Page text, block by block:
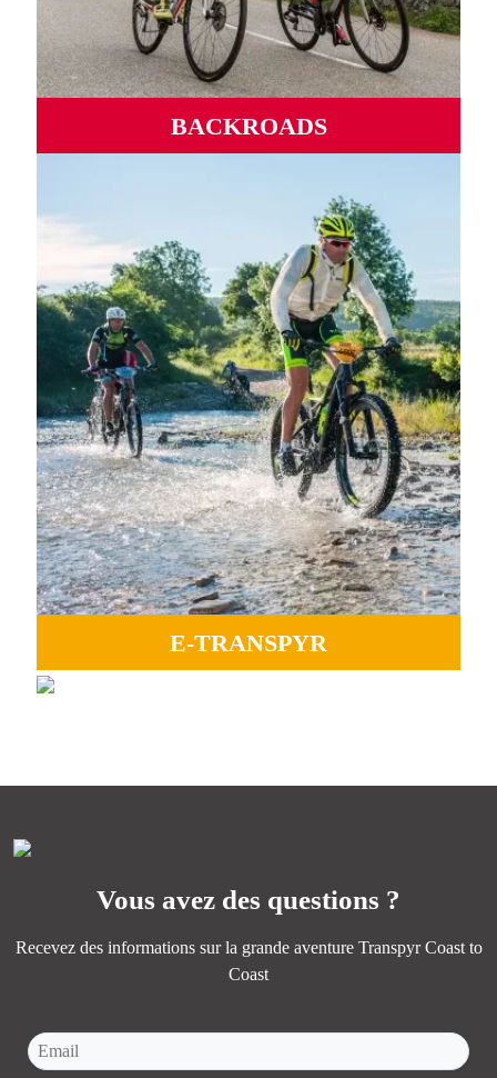
BACKROADS
sinueuses d'un océan à l'autre.
PLUS D'INFORMATIONS
E-TRANSPYR
Idéal pour profiter de tous les paysages, de la camaraderie
PLUS D'INFORMATIONS
GRAVEL
Vous avez des questions ?
Recevez des informations sur la grande aventure Transpyr Coast to
Coast